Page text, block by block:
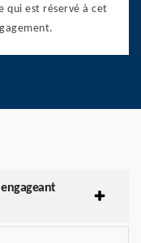
qui est réservé à cet